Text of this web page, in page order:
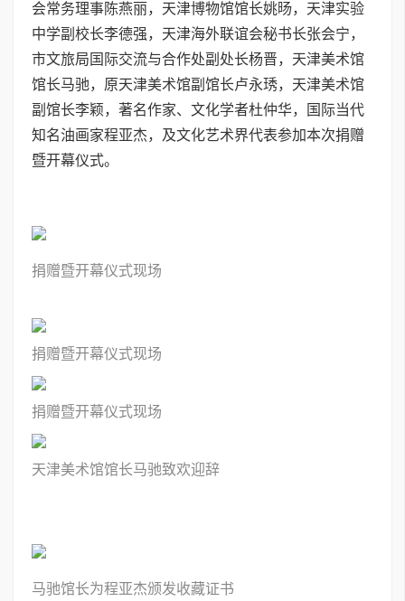
会常务理事陈燕丽，天津博物馆馆长姚旸，天津实验
中学副校长李德强，天津海外联谊会秘书长张会宁，
市文旅局国际交流与合作处副处长杨晋，天津美术馆
馆长马驰，原天津美术馆副馆长卢永琇，天津美术馆
副馆长李颖，著名作家、文化学者杜仲华，国际当代
知名油画家程亚杰，及文化艺术界代表参加本次捐赠
暨开幕仪式。
捐赠暨开幕仪式现场
捐赠暨开幕仪式现场
捐赠暨开幕仪式现场
天津美术馆馆长马驰致欢迎辞
马驰馆长为程亚杰颁发收藏证书